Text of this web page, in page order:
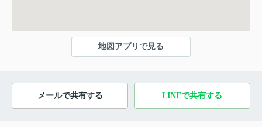
地図アプリで見る
メールで共有する LINEで共有する